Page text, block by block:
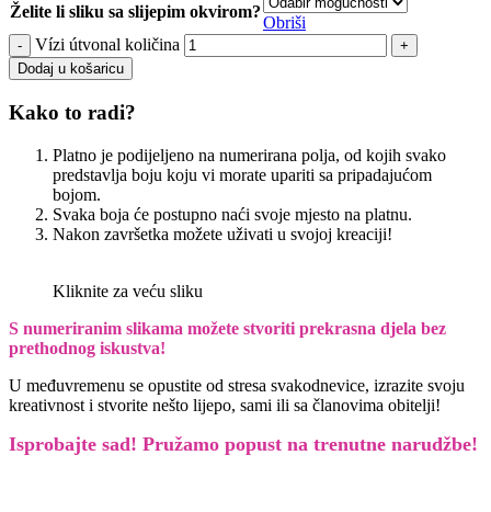
Želite li sliku sa slijepim okvirom?
Obriši
Vízi útvonal količina
Dodaj u košaricu
Kako to radi?
Platno je podijeljeno na numerirana polja, od kojih svako
predstavlja boju koju vi morate upariti sa pripadajućom
bojom.
Svaka boja će postupno naći svoje mjesto na platnu.
Nakon završetka možete uživati u svojoj kreaciji!
Kliknite za veću sliku
S numeriranim slikama možete stvoriti prekrasna djela bez
prethodnog iskustva!
U međuvremenu se opustite od stresa svakodnevice, izrazite svoju
kreativnost i stvorite nešto lijepo, sami ili sa članovima obitelji!
Isprobajte sad! Pružamo popust na trenutne narudžbe!